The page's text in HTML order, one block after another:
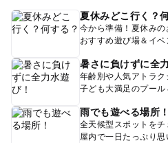
夏休みどこ行く？
今から準備！夏休み
おすすめ遊び場＆イベ
暑さに負けずに全
年齢別や人気アトラ
子ども大満足のプール
雨でも遊べる場所！
全天候型スポットをチ
屋内で一日たっぷり